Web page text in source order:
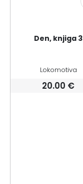
Den, knjiga 3
Lokomotiva
20.00 €